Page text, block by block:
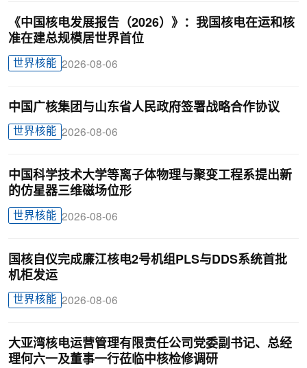
《中国核电发展报告（2026）》：我国核电在运和核
准在建总规模居世界首位
世界核能 2026-08-06
中国广核集团与山东省人民政府签署战略合作协议
世界核能 2026-08-06
中国科学技术大学等离子体物理与聚变工程系提出新
的仿星器三维磁场位形
世界核能 2026-08-06
国核自仪完成廉江核电2号机组PLS与DDS系统首批
机柜发运
世界核能 2026-08-06
大亚湾核电运营管理有限责任公司党委副书记、总经
理何六一及董事一行莅临中核检修调研